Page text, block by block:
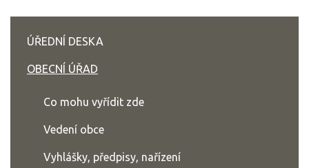
ÚŘEDNÍ DESKA
OBECNÍ ÚŘAD
Co mohu vyřídit zde
Vedení obce
Vyhlášky, předpisy, nařízení